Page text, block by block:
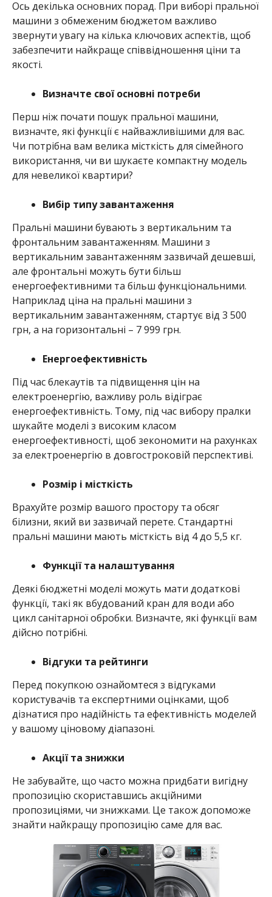
Ось декілька основних порад. При виборі пральної
машини з обмеженим бюджетом важливо
звернути увагу на кілька ключових аспектів, щоб
забезпечити найкраще співвідношення ціни та
якості.
Визначте свої основні потреби
Перш ніж почати пошук пральної машини,
визначте, які функції є найважливішими для вас.
Чи потрібна вам велика місткість для сімейного
використання, чи ви шукаєте компактну модель
для невеликої квартири?
Вибір типу завантаження
Пральні машини бувають з вертикальним та
фронтальним завантаженням. Машини з
вертикальним завантаженням зазвичай дешевші,
але фронтальні можуть бути більш
енергоефективними та більш функціональними.
Наприклад ціна на пральні машини з
вертикальним завантаженням, стартує від 3 500
грн, а на горизонтальні – 7 999 грн.
Енергоефективність
Під час блекаутів та підвищення цін на
електроенергію, важливу роль відіграє
енергоефективність. Тому, під час вибору пралки
шукайте моделі з високим класом
енергоефективності, щоб зекономити на рахунках
за електроенергію в довгостроковій перспективі.
Розмір і місткість
Врахуйте розмір вашого простору та обсяг
білизни, який ви зазвичай перете. Стандартні
пральні машини мають місткість від 4 до 5,5 кг.
Функції та налаштування
Деякі бюджетні моделі можуть мати додаткові
функції, такі як вбудований кран для води або
цикл санітарної обробки. Визначте, які функції вам
дійсно потрібні.
Відгуки та рейтинги
Перед покупкою ознайомтеся з відгуками
користувачів та експертними оцінками, щоб
дізнатися про надійність та ефективність моделей
у вашому ціновому діапазоні.
Акції та знижки
Не забувайте, що часто можна придбати вигідну
пропозицію скориставшись акційними
пропозиціями, чи знижками. Це також допоможе
знайти найкращу пропозицію саме для вас.